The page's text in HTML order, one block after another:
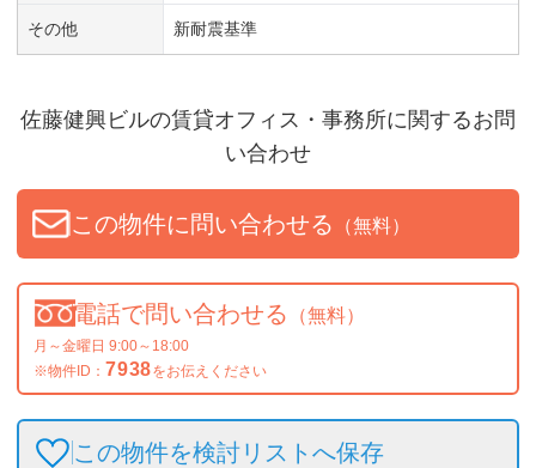
その他 新耐震基準
佐藤健興ビルの賃貸オフィス・事務所に関するお問
い合わせ
この物件に問い合わせる （無料）
電話で問い合わせる （無料）
月～金曜日 9:00～18:00
※物件ID： 7938をお伝えください
この物件を検討リストへ保存